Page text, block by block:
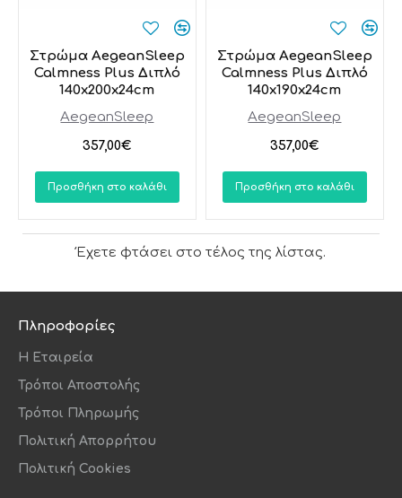
AegeanSleep
Στρώμα AegeanSleep
Calmness Plus Διπλό
140x200x24cm
357,00€
Προσθήκη στο καλάθι
AegeanSleep
Στρώμα AegeanSleep
Calmness Plus Διπλό
140x190x24cm
357,00€
Προσθήκη στο καλάθι
Έχετε φτάσει στο τέλος της λίστας.
Πληροφορίες
Η Εταιρεία
Τρόποι Αποστολής
Τρόποι Πληρωμής
Πολιτική Απορρήτου
Πολιτική Cookies